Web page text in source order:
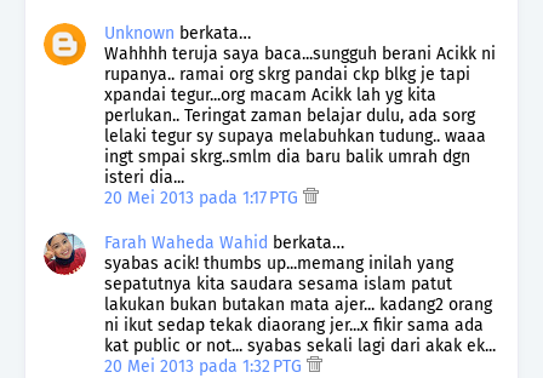
Unknown berkata…
Wahhhh teruja saya baca...sungguh berani Acikk ni
rupanya.. ramai org skrg pandai ckp blkg je tapi
xpandai tegur...org macam Acikk lah yg kita
perlukan.. Teringat zaman belajar dulu, ada sorg
lelaki tegur sy supaya melabuhkan tudung.. waaa
ingt smpai skrg..smlm dia baru balik umrah dgn
isteri dia...
20 Mei 2013 pada 1:17 PTG
Farah Waheda Wahid berkata…
syabas acik! thumbs up...memang inilah yang
sepatutnya kita saudara sesama islam patut
lakukan bukan butakan mata ajer... kadang2 orang
ni ikut sedap tekak diaorang jer...x fikir sama ada
kat public or not... syabas sekali lagi dari akak ek...
20 Mei 2013 pada 1:32 PTG